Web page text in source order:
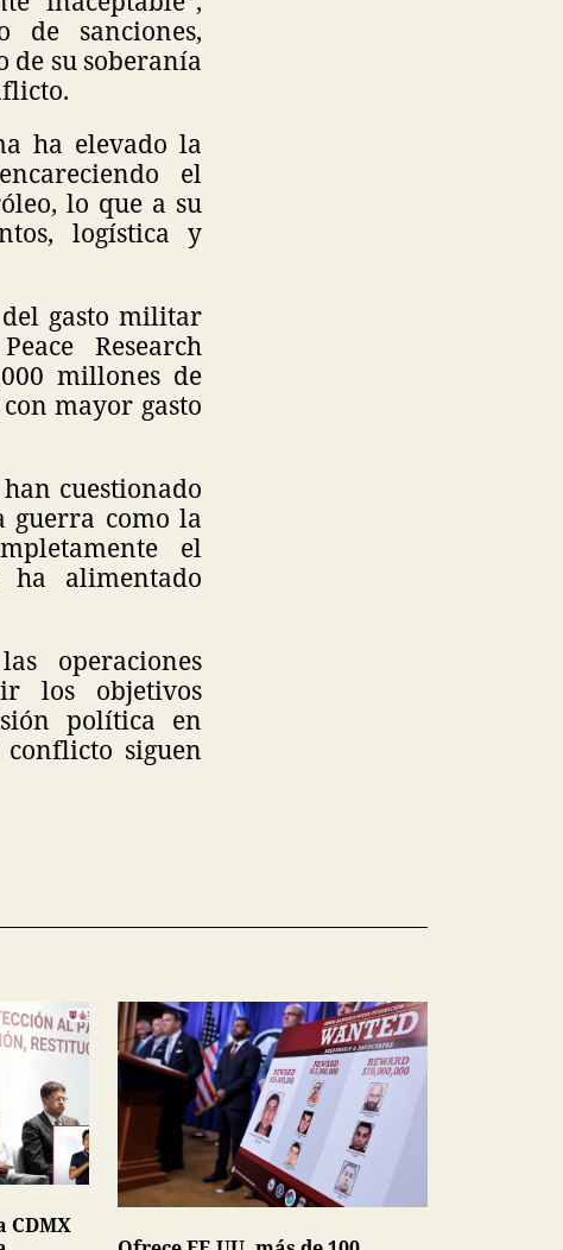
de sanciones,
de su soberanía
ha elevado la
el
lo que a su
logística y
gasto militar
Research
millones de
mayor gasto
cuestionado
guerra como la
el
ha alimentado
operaciones
los objetivos
política en
siguen
CDMX